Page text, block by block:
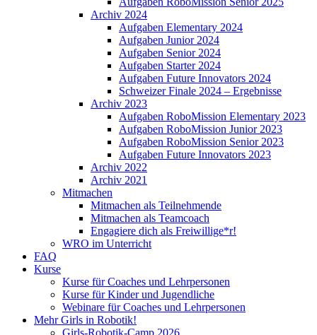
Archiv 2024
Aufgaben Elementary 2024
Aufgaben Junior 2024
Aufgaben Senior 2024
Aufgaben Starter 2024
Aufgaben Future Innovators 2024
Schweizer Finale 2024 – Ergebnisse
Archiv 2023
Aufgaben RoboMission Elementary 2023
Aufgaben RoboMission Junior 2023
Aufgaben RoboMission Senior 2023
Aufgaben Future Innovators 2023
Archiv 2022
Archiv 2021
Mitmachen
Mitmachen als Teilnehmende
Mitmachen als Teamcoach
Engagiere dich als Freiwillige*r!
WRO im Unterricht
FAQ
Kurse
Kurse für Coaches und Lehrpersonen
Kurse für Kinder und Jugendliche
Webinare für Coaches und Lehrpersonen
Mehr Girls in Robotik!
Girls-Robotik-Camp 2026